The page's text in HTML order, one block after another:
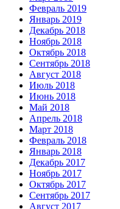
Февраль 2019
Январь 2019
Декабрь 2018
Ноябрь 2018
Октябрь 2018
Сентябрь 2018
Август 2018
Июль 2018
Июнь 2018
Май 2018
Апрель 2018
Март 2018
Февраль 2018
Январь 2018
Декабрь 2017
Ноябрь 2017
Октябрь 2017
Сентябрь 2017
Август 2017